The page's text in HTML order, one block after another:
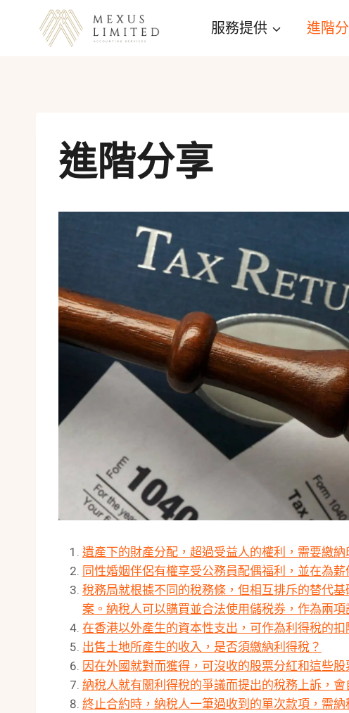
服務提供 進階
進階分享
遺產下的財產分配，超過受益人的權利，需要繳納
同性婚姻伴侶有權享受公務員配偶福利，並在為
稅務局就根據不同的稅務條，但相互排斥的替代
案。納稅人可以購買並合法使用儲税券，作為兩項
在香港以外產生的資本性支出，可作為利得稅的扣
出售土地所產生的收入，是否須繳納利得稅？
因在外國就對而獲得，可沒收的股票分紅和這些
納稅人就有關利得稅的爭議而提出的稅務上訴，會
終止合約時，納稅人一筆過收到的單次款項，需納